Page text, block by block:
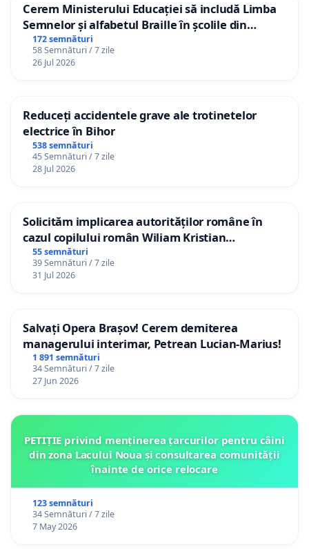
Cerem Ministerului Educației să includă Limba
Semnelor și alfabetul Braille în școlile din
Republica Moldova!
172 semnături
58 Semnături / 7 zile
26 Jul 2026
Reduceți accidentele grave ale trotinetelor
electrice în Bihor
538 semnături
45 Semnături / 7 zile
28 Jul 2026
Solicităm implicarea autorităților române în
cazul copilului român Wiliam Kristian
Gheorghe, aflat în plasament în Danemarca de
12 ani
55 semnături
39 Semnături / 7 zile
31 Jul 2026
Salvați Opera Brașov! Cerem demiterea
managerului interimar, Petrean Lucian-Marius!
1 891 semnături
34 Semnături / 7 zile
27 Jun 2026
PETIȚIE privind menținerea țarcurilor pentru câini
din zona Lacului Noua și consultarea comunității
înainte de orice relocare
123 semnături
34 Semnături / 7 zile
7 May 2026